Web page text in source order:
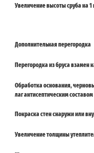
Увеличение высоты сруба на 1
Дополнительная перегородка
Перегородка из бруса взамен
Обработка основания,
лаг антисептическим составом
Покраска стен снаружи или
Увеличение толщины